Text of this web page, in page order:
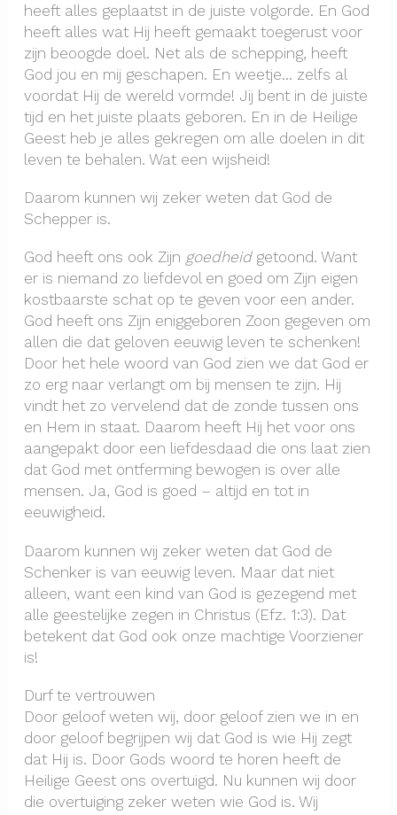
heeft alles geplaatst in de juiste volgorde. En God
heeft alles wat Hij heeft gemaakt toegerust voor
zijn beoogde doel. Net als de schepping, heeft
God jou en mij geschapen. En weetje… zelfs al
voordat Hij de wereld vormde! Jij bent in de juiste
tijd en het juiste plaats geboren. En in de Heilige
Geest heb je alles gekregen om alle doelen in dit
leven te behalen. Wat een wijsheid!
Daarom kunnen wij zeker weten dat God de
Schepper is.
God heeft ons ook Zijn goedheidgetoond. Want
er is niemand zo liefdevol en goed om Zijn eigen
kostbaarste schat op te geven voor een ander.
God heeft ons Zijn eniggeboren Zoon gegeven om
allen die dat geloven eeuwig leven te schenken!
Door het hele woord van God zien we dat God er
zo erg naar verlangt om bij mensen te zijn. Hij
vindt het zo vervelend dat de zonde tussen ons
en Hem in staat. Daarom heeft Hij het voor ons
aangepakt door een liefdesdaad die ons laat zien
dat God met ontferming bewogen is over alle
mensen. Ja, God is goed – altijd en tot in
eeuwigheid.
Daarom kunnen wij zeker weten dat God de
Schenker is van eeuwig leven. Maar dat niet
alleen, want een kind van God is gezegend met
alle geestelijke zegen in Christus (Efz. 1:3). Dat
betekent dat God ook onze machtige Voorziener
is!
Durf te vertrouwen
Door geloof weten wij, door geloof zien we in en
door geloof begrijpen wij dat God is wie Hij zegt
dat Hij is. Door Gods woord te horen heeft de
Heilige Geest ons overtuigd. Nu kunnen wij door
die overtuiging zeker weten wie God is. Wij